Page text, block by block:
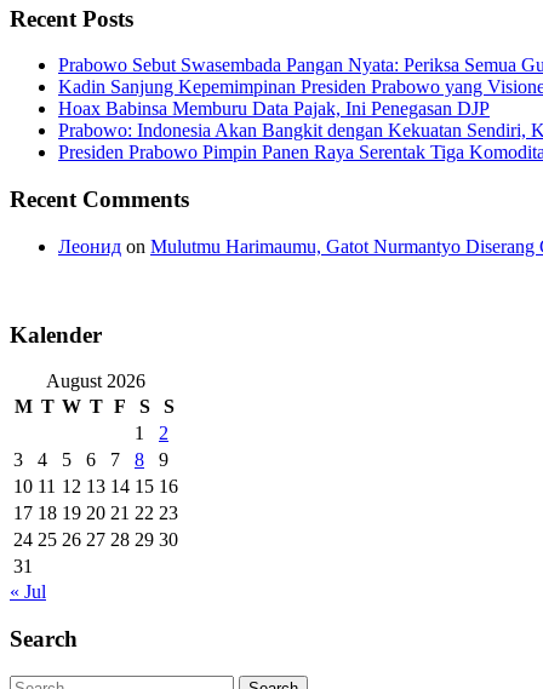
Recent Posts
Prabowo Sebut Swasembada Pangan Nyata: Periksa Semua
Kadin Sanjung Kepemimpinan Presiden Prabowo yang
Hoax Babinsa Memburu Data Pajak, Ini Penegasan DJP
Prabowo: Indonesia Akan Bangkit dengan Kekuatan Sendiri,
Presiden Prabowo Pimpin Panen Raya Serentak Tiga
Recent Comments
Леонид on Mulutmu Harimaumu, Gatot Nurmantyo Diserang
Kalender
August 2026
M T W T F S
S
1
2
3
4 5 6 7 8
9
10 11 12 13 14 15 16
17 18 19 20 21 22 23
24 25 26 27 28 29 30
31
« Jul
Search
Search